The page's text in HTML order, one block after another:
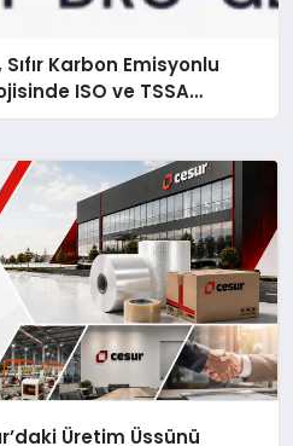
Karbon Emisyonlu
ISO ve TSSA
Üretim Üssünü